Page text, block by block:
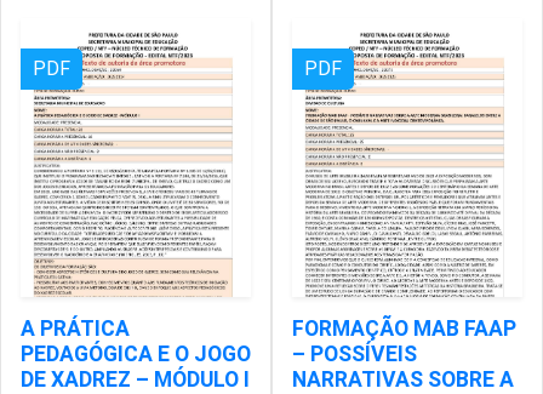
PDF
A PRÁTICA
PEDAGÓGICA E O JOGO
DE XADREZ – MÓDULO I
PDF
FORMAÇÃO MAB FAAP
– POSSÍVEIS
NARRATIVAS SOBRE A